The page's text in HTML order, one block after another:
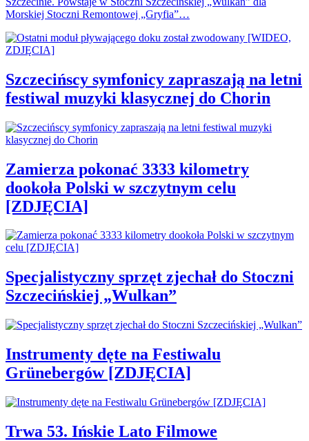
Morskiej Stoczni Remontowej „Gryfia”…
Szczecińscy symfonicy zapraszają na letni
festiwal muzyki klasycznej do Chorin
Zamierza pokonać 3333 kilometry
dookoła Polski w szczytnym celu
[ZDJĘCIA]
Specjalistyczny sprzęt zjechał do Stoczni
Szczecińskiej „Wulkan”
Instrumenty dęte na Festiwalu
Grünebergów [ZDJĘCIA]
Trwa 53. Ińskie Lato Filmowe